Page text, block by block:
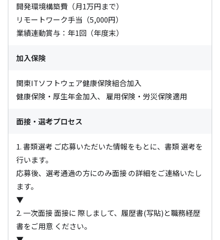
開発環境構築費（月1万円まで）
リモートワーク手当（5,000円）
業績連動賞与：年1回（年度末）
加入保険
関東ITソフトウェア健康保険組合加入
健康保険・厚生年金加入、 雇用保険・労災保険適用
面接・選考プロセス
1. 書類選考 ご応募いただいた情報をもとに、書類 選考を
行います。
応募後、選考通過の方にのみ面接 の詳細をご連絡いたし
ます。
▼
2. 一次面接 面接に 際しまして、履歴書(写貼)と職務経歴
書をご用意 ください。